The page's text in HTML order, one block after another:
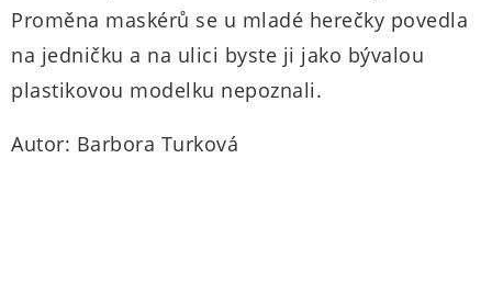
Proměna maskérů se u mladé herečky povedla
na jedničku a na ulici byste ji jako bývalou
plastikovou modelku nepoznali.
Autor: Barbora Turková